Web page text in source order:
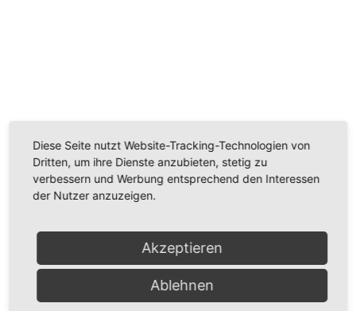
Wir verwenden einen Service eines Drittanbieters, um
Videoinhalte einzubetten. Dieser Service kann Daten
zu Ihren Aktivitäten sammeln. Bitte lesen Sie die Details
durch und stimmen Sie der Nutzung des Service zu,
um dieses Video anzusehen.
Akzeptieren
Diese Seite nutzt Website-Tracking-Technologien von
Dritten, um ihre Dienste anzubieten, stetig zu
verbessern und Werbung entsprechend den Interessen
der Nutzer anzuzeigen.
Akzeptieren
Ablehnen